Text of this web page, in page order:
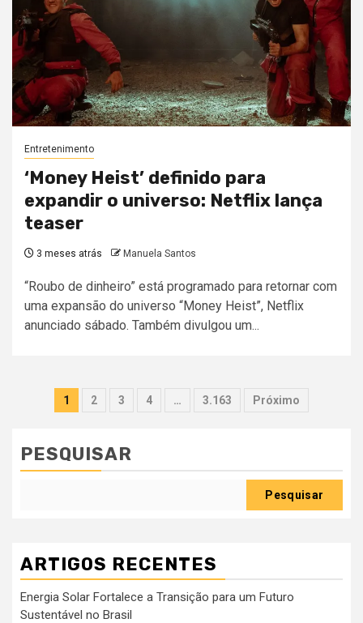
Entretenimento
‘Money Heist’ definido para
expandir o universo: Netflix lança
teaser
3 meses atrás Manuela Santos
“Roubo de dinheiro” está programado para retornar com
uma expansão do universo “Money Heist”, Netflix
anunciado sábado. Também divulgou um...
Paginação
conteúdos
1 2 3 4 … 3.163 Próximo
PESQUISAR
Pesquisar
ARTIGOS RECENTES
Energia Solar Fortalece a Transição para um Futuro
Sustentável no Brasil